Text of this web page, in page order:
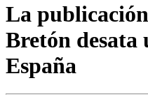
La
Bretón desata
España